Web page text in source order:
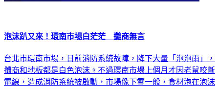
泡沫趴又來！環南市場白茫茫 攤商無言
台北市環南市場，日前消防系統故障，降下大量「泡泡雨」，
攤商和地板都是白色泡沫。不過環南市場上個月才因老鼠咬斷
電線，造成消防系統被啟動，市場像下雪一般，食材泡在泡沫